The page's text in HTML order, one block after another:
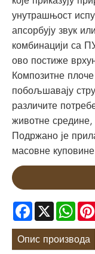
унутрашњост
апсорбују звук
комбинацији са
ово постиже
Композитне
побољшавају
различите
животне средине,
Подржано је
масовне
Facebook
X
Опис производа